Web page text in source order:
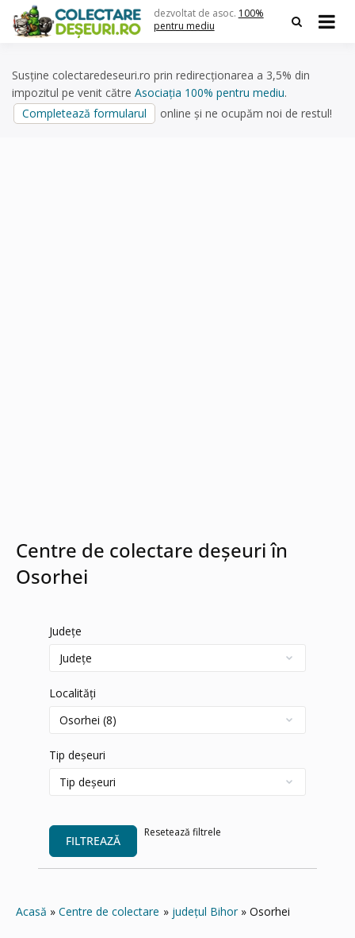
content
dezvoltat de asoc. 100%
pentru mediu
Susține colectaredeseuri.ro prin redirecționarea a 3,5% din
impozitul pe venit către Asociația 100% pentru mediu.
Completează formularul
online și ne ocupăm noi de restul!
Centre de colectare deșeuri în
Osorhei
Județe
Localități
Tip deșeuri
FILTREAZĂ
Resetează filtrele
Acasă Centre de colectare județul Bihor Osorhei